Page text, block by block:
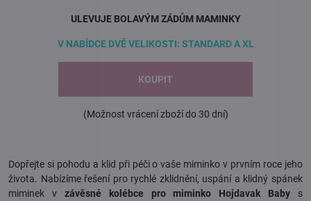
ULEVUJE BOLAVÝM ZÁDŮM MAMINKY
V NABÍDCE DVĚ VELIKOSTI: STANDARD A XL
KOUPIT
(Možnost vrácení zboží do 30 dní)
Dopřejte si pohodu a klid při péči o vaše miminko v prvním roce jeho
života. Nabízíme řešení pro rychlé zklidnění, uspání a klidný spánek
miminek v závěsné kolébce pro miminko Hojdavak Baby s